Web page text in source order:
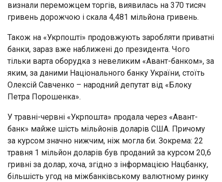
визнали переможцем торгів, виявилась на 370 тисяч
гривень дорожчою і скала 4,481 мільйона гривень.
Також на «Укрпошті» продовжують заробляти приватні
банки, зараз вже наближені до президента. Чого
тільки варта оборудка з невеликим «Авант-банком», за
яким, за даними Національного банку України, стоїть
Олексій Савченко – народний депутат від «Блоку
Петра Порошенка».
У травні-червні «Укрпошта» продала через «Авант-
банк» майже шість мільйонів доларів США. Причому
за курсом значно нижчим, ніж могла би. Зокрема: 22
травня 1 мільйон доларів був проданий за курсом 20,6
гривні за долар, хоча, згідно з інформацією Нацбанку,
більшість угод на міжбанківському валютному ринку